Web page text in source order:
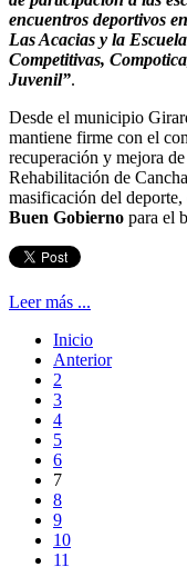
encuentros deportivos
Las Acacias y la
Competitivas,
Juvenil”.
Desde el municipio
mantiene firme con el
recuperación y mejora
Rehabilitación de
masificación del
Buen Gobierno para el
Leer más ...
Inicio
Anterior
2
3
4
5
6
7
8
9
10
11